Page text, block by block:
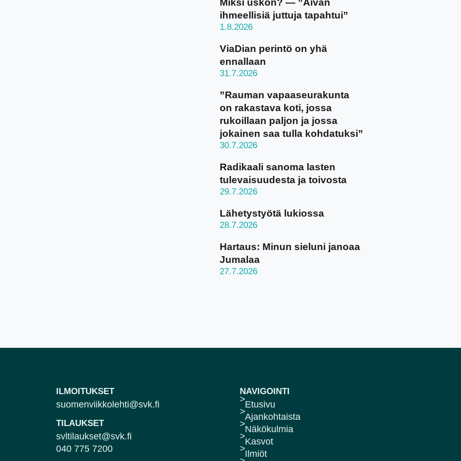
Miksi uskon? — ”Aivan
ihmeellisiä juttuja tapahtui”
1.8.2026
ViaDian perintö on yhä
ennallaan
31.7.2026
”Rauman vapaaseurakunta
on rakastava koti, jossa
rukoillaan paljon ja jossa
jokainen saa tulla kohdatuksi”
30.7.2026
Radikaali sanoma lasten
tulevaisuudesta ja toivosta
29.7.2026
Lähetystyötä lukiossa
28.7.2026
Hartaus: Minun sieluni janoaa
Jumalaa
27.7.2026
ILMOITUKSET
suomenviikkolehti@svk.fi
TILAUKSET
svltilaukset@svk.fi
040 775 7200
NAVIGOINTI
Etusivu
Ajankohtaista
Näkökulmia
Kasvot
Ilmiöt